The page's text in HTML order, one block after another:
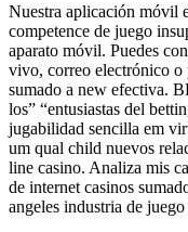
Nuestra aplicación móvil
competence de juego
aparato móvil. Puedes
vivo, correo electrónico o
sumado a new efectiva.
los” “entusiastas del
jugabilidad sencilla em
um qual child nuevos
line casino. Analiza mis
de internet casinos
angeles industria de juego